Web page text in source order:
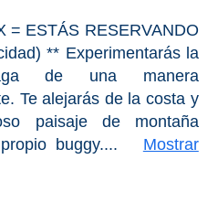
= ESTÁS RESERVANDO
** Experimentarás la
de una manera
Te alejarás de la costa y
paisaje de montaña
propio buggy.... Mostrar